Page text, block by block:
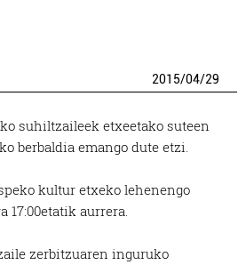
2015/04/29
suhiltzaileek etxeetako suteen
berbaldia emango dute etzi.
kultur etxeko lehenengo
17:00etatik aurrera.
zerbitzuaren inguruko